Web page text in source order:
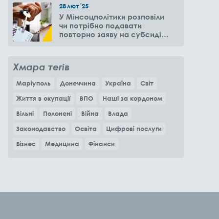
28лют'25
У Мінсоцполітики розповіли
чи потрібно подавати
повторно заяву на субсидію
Хмара тегів
Маріуполь Донеччина Україна
Світ
Життя в окупації
ВПО
Наші за кордоном
Вільні
Полонені Війна
Влада
Законодавство
Освіта
Цифрові послуги
Бізнес
Медицина Фінанси